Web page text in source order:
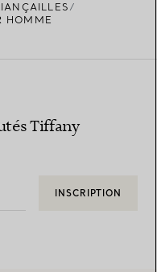
HOMME
Tiffany
INSCRIPTION